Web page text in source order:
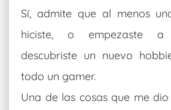
Sí, admite que al menos
hiciste, o empezaste
descubriste un nuevo
todo un gamer.
Una de las cosas que me